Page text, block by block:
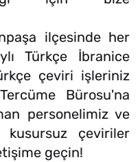
ilçesinde her
Türkçe İbranice
çeviri işleriniz
Bürosu'na
personelimiz ve
kusursuz çeviriler
geçin!